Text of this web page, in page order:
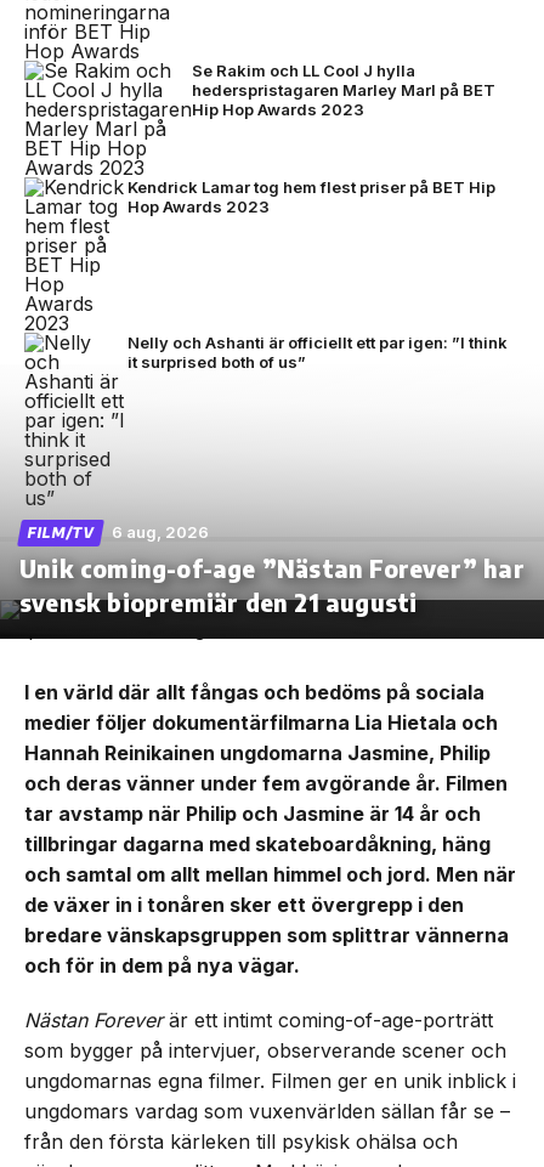
Se Rakim och LL Cool J hylla
hederspristagaren Marley Marl på BET
Hip Hop Awards 2023
Kendrick Lamar tog hem flest priser på BET Hip
Hop Awards 2023
Nelly och Ashanti är officiellt ett par igen: ”I think
it surprised both of us”
FILM/TV 6 aug, 2026
Unik coming-of-age ”Nästan Forever” har
svensk biopremiär den 21 augusti
I en värld där allt fångas och bedöms på sociala
medier följer dokumentärfilmarna Lia Hietala och
Hannah Reinikainen ungdomarna Jasmine, Philip
och deras vänner under fem avgörande år. Filmen
tar avstamp när Philip och Jasmine är 14 år och
tillbringar dagarna med skateboardåkning, häng
och samtal om allt mellan himmel och jord. Men när
de växer in i tonåren sker ett övergrepp i den
bredare vänskapsgruppen som splittrar vännerna
och för in dem på nya vägar.
Nästan Foreverär ett intimt coming-of-age-porträtt
som bygger på intervjuer, observerande scener och
ungdomarnas egna filmer. Filmen ger en unik inblick i
ungdomars vardag som vuxenvärlden sällan får se –
från den första kärleken till psykisk ohälsa och